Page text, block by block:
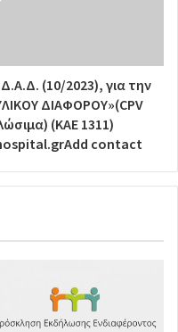
(10/2023), για την
ΔΙΑΦΟΡΟΥ»(CPV
(KAE 1311)
contact